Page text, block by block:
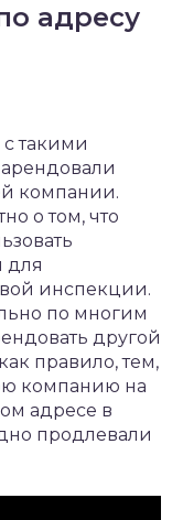
адресу
с такими
компании.
о том, что
для
инспекции.
по многим
другой
правило, тем,
компанию на
адресе в
продлевали